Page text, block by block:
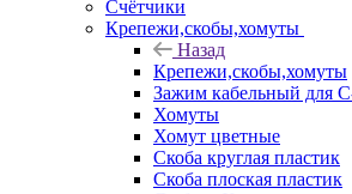
Счётчики
Крепежи,скобы,хомуты
Назад
Крепежи,скобы,хомуты
Зажим кабельный для
Хомуты
Хомут цветные
Скоба круглая пластик
Скоба плоская пластик